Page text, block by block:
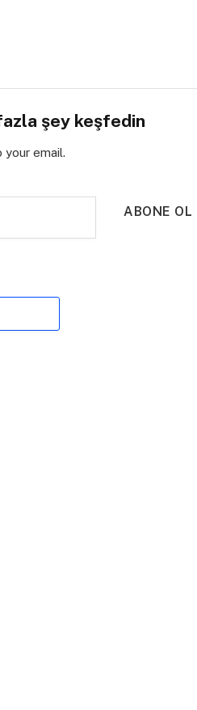
şey keşfedin
email.
ABONE OL